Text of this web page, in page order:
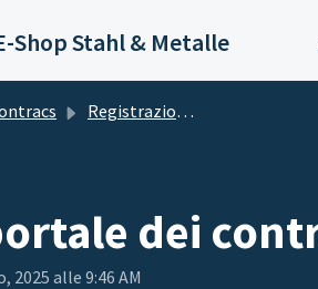
Shop Stahl & Metalle
Registrazione/conto cliente
dei
2025 alle 9:46 AM